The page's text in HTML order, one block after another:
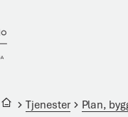
Du er her:Tjenester Plan,